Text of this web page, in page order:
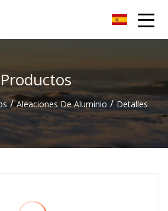
Productos
/ Aleaciones De Aluminio / Detalles